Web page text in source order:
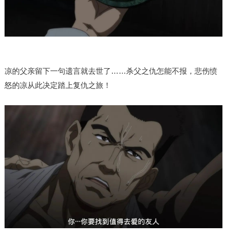
凉的父亲留下一句遗言就去世了……杀父之仇怎能不报，悲伤愤
怒的凉从此决定踏上复仇之旅！